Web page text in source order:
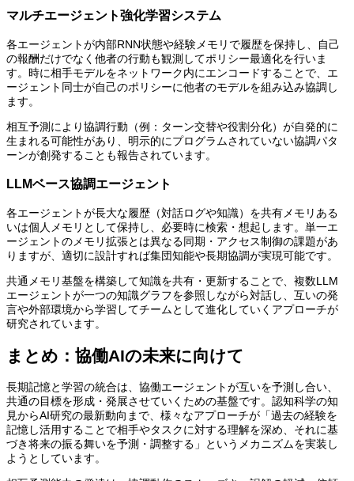
マルチエージェント強化学習システム
各エージェントが内部RNN状態や経験メモリで履歴を保持し、自己
の報酬だけでなく他者の行動も観測してポリシー最適化を行いま
す。時に相手モデルをネットワーク内にエンコードすることで、エ
ージェント同士が自己のポリシーに他者のモデルを組み込み協調し
ます。
相互予測により協調行動（例：ターン交替や役割分化）が自発的に
生まれる可能性があり、明示的にプログラムされていない協調パタ
ーンが創発することも報告されています。
LLMベース協調エージェント
各エージェントが長大な履歴（対話ログや知識）を共有メモリある
いは個人メモリとして保持し、必要時に検索・想起します。単一エ
ージェントのメモリ拡張とは異なる同期・アクセス制御の課題があ
りますが、適切に設計すれば集団知能や長期協調が実現可能です。
共通メモリ基盤を構築して知識を共有・更新することで、複数LLM
エージェントが一つの知識グラフを参照しながら対話し、互いの発
言や外部環境から学習してチームとして進化していくアプローチが
研究されています。
まとめ：協働AIの未来に向けて
長期記憶と学習の統合は、協働エージェントが互いを予測し合い、
共通の目標を形成・発展させていくための基盤です。認知科学の知
見からAI研究の最新動向まで、様々なアプローチが「過去の経験を
記憶し活用することで相手やタスクに対する理解を深め、それに基
づき将来の振る舞いを予測・調整する」というメカニズムを実装し
ようとしています。